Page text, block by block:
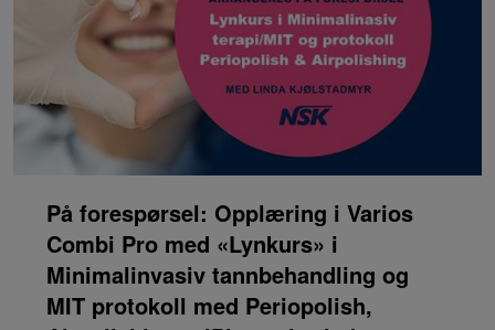
På forespørsel: Opplæring i Varios
Combi Pro med «Lynkurs» i
Minimalinvasiv tannbehandling og
MIT protokoll med Periopolish,